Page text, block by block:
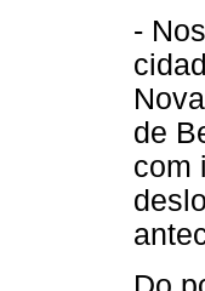
-
de
com